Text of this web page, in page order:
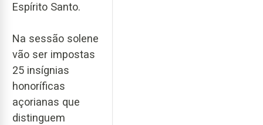
Espírito Santo.
Na sessão solene
vão ser impostas
25 insígnias
honoríficas
açorianas que
distinguem